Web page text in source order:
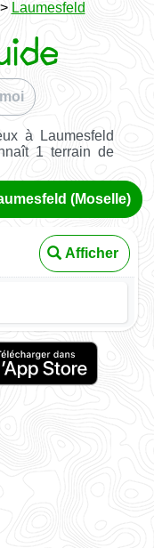
Laumesfeld
à Laumesfeld
1 terrain de
(Moselle)
Afficher